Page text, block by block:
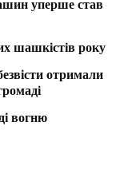
уперше став
шашкістів року
отримали
вогню